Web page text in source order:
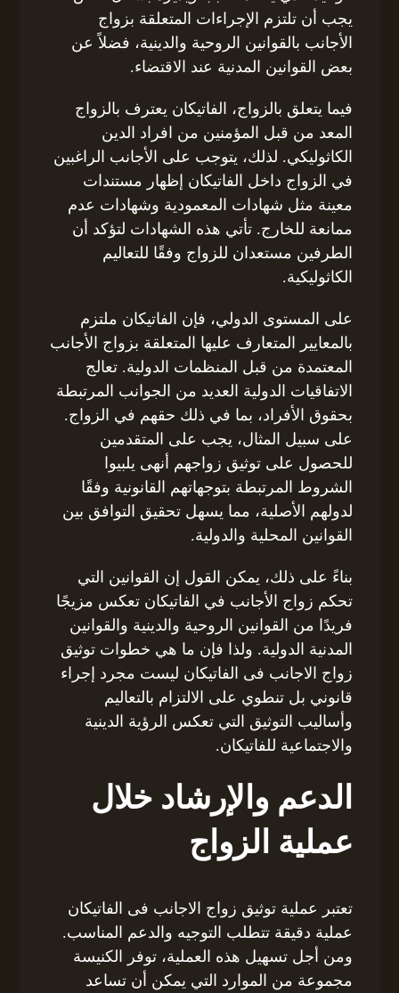
يجب أن تلتزم الإجراءات المتعلقة بزواج
الأجانب بالقوانين الروحية والدينية، فضلاً عن
بعض القوانين المدنية عند الاقتضاء.
فيما يتعلق بالزواج، الفاتيكان يعترف بالزواج
المعد من قبل المؤمنين من افراد الدين
الكاثوليكي. لذلك، يتوجب على الأجانب الراغبين
في الزواج داخل الفاتيكان إظهار مستندات
معينة مثل شهادات المعمودية وشهادات عدم
ممانعة للخارج. تأتي هذه الشهادات لتؤكد أن
الطرفين مستعدان للزواج وفقًا للتعاليم
الكاثوليكية.
على المستوى الدولي، فإن الفاتيكان ملتزم
بالمعايير المتعارف عليها المتعلقة بزواج الأجانب
المعتمدة من قبل المنظمات الدولية. تعالج
الاتفاقيات الدولية العديد من الجوانب المرتبطة
بحقوق الأفراد، بما في ذلك حقهم في الزواج.
على سبيل المثال، يجب على المتقدمين
للحصول على توثيق زواجهم أنهى يلبيوا
الشروط المرتبطة بتوجهاتهم القانونية وفقًا
لدولهم الأصلية، مما يسهل تحقيق التوافق بين
القوانين المحلية والدولية.
بناءً على ذلك، يمكن القول إن القوانين التي
تحكم زواج الأجانب في الفاتيكان تعكس مزيجًا
فريدًا من القوانين الروحية والدينية والقوانين
المدنية الدولية. ولذا فإن ما هي خطوات توثيق
زواج الاجانب فى الفاتيكان ليست مجرد إجراء
قانوني بل تنطوي على الالتزام بالتعاليم
وأساليب التوثيق التي تعكس الرؤية الدينية
والاجتماعية للفاتيكان.
الدعم والإرشاد خلال
عملية الزواج
تعتبر عملية توثيق زواج الاجانب فى الفاتيكان
عملية دقيقة تتطلب التوجيه والدعم المناسب.
ومن أجل تسهيل هذه العملية، توفر الكنيسة
مجموعة من الموارد التي يمكن أن تساعد